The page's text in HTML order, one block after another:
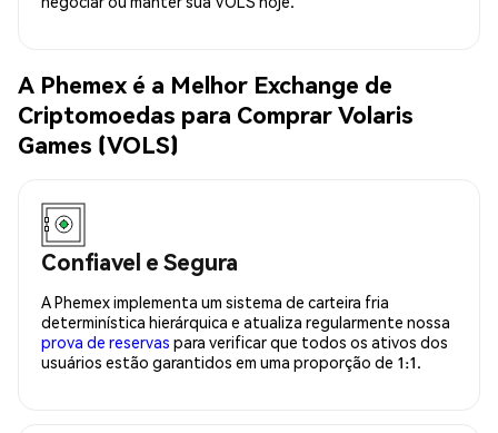
A Phemex é a Melhor Exchange de
Criptomoedas para Comprar Volaris
Games (VOLS)
Confiavel e Segura
A Phemex implementa um sistema de carteira fria
determinística hierárquica e atualiza regularmente nossa
prova de reservas para verificar que todos os ativos dos
usuários estão garantidos em uma proporção de 1:1.